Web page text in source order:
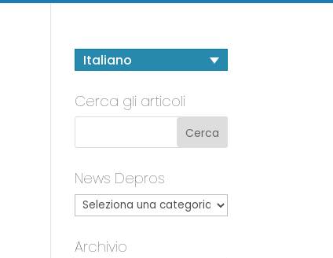
Italiano
Cerca gli articoli
News Depros
Archivio